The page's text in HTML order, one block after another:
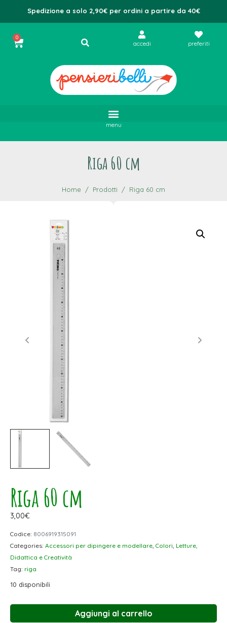
Spedizione a solo 2,90€ per ordini a partire da 40€
0
accedi preferiti
menu
Riga 60 cm
Home Prodotti Riga 60 cm
Riga 60 cm
3,00€
Codice: 8006919315091
Categories: Accessori per dipingere e modellare, Colori, Letture,
Didattica e Creatività
Tag: riga
10 disponibili
Aggiungi al carrello